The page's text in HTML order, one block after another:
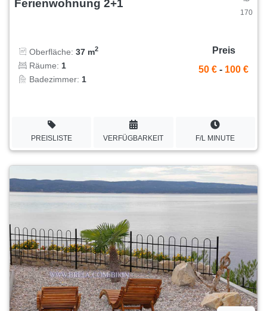
Ferienwohnung 2+1
170
Oberfläche: 37 m2
Räume: 1
Badezimmer: 1
Preis
50 € - 100 €
PREISLISTE VERFÜGBARKEIT F/L MINUTE